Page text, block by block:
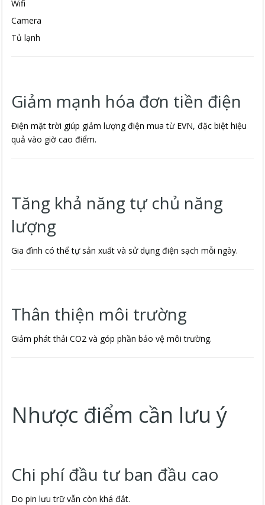
Wifi
Camera
Tủ lạnh
Giảm mạnh hóa đơn tiền điện
Điện mặt trời giúp giảm lượng điện mua từ EVN, đặc biệt hiệu
quả vào giờ cao điểm.
Tăng khả năng tự chủ năng
lượng
Gia đình có thể tự sản xuất và sử dụng điện sạch mỗi ngày.
Thân thiện môi trường
Giảm phát thải CO2 và góp phần bảo vệ môi trường.
Nhược điểm cần lưu ý
Chi phí đầu tư ban đầu cao
Do pin lưu trữ vẫn còn khá đắt.